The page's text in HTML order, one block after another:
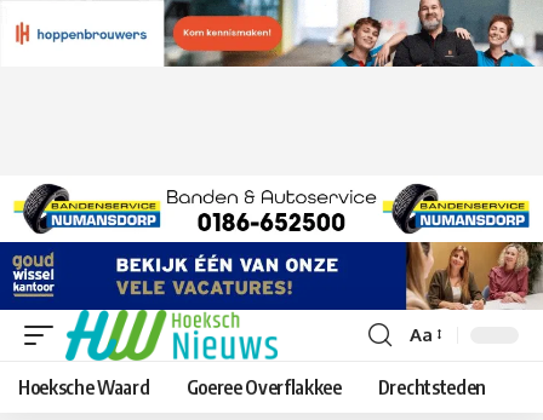
Lettergrootte
aanpassen
Aa
Hoeksche Waard Goeree Overflakkee Drechtsteden